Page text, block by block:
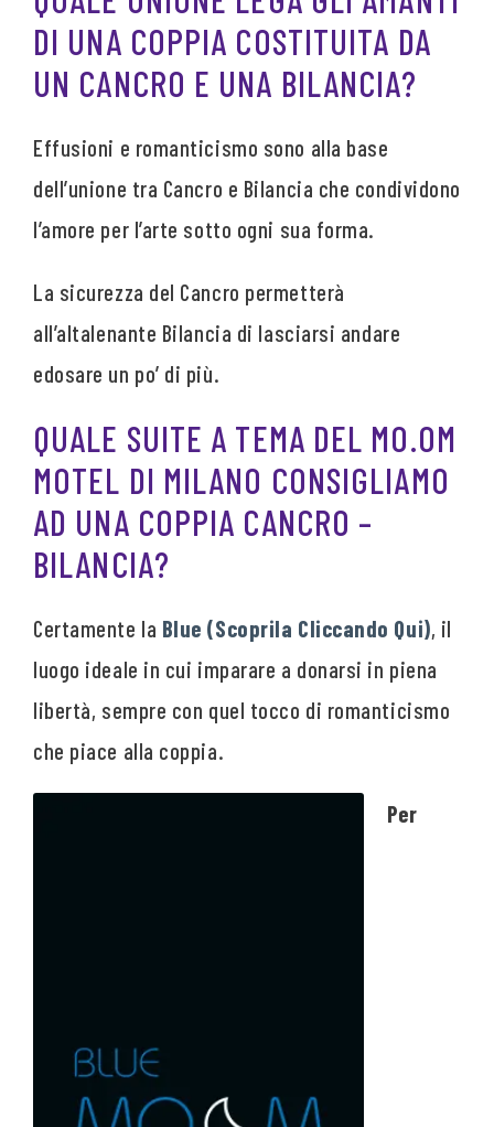
DI UNA COPPIA COSTITUITA DA
UN CANCRO E UNA BILANCIA?
Effusioni e romanticismo sono alla base
dell’unione tra Cancro e Bilancia che condividono
l’amore per l’arte sotto ogni sua forma.
La sicurezza del Cancro permetterà
all’altalenante Bilancia di lasciarsi andare
edosare un po’ di più.
QUALE SUITE A TEMA DEL MO.OM
MOTEL DI MILANO CONSIGLIAMO
AD UNA COPPIA CANCRO –
BILANCIA?
Certamente la Blue (Scoprila Cliccando Qui), il
luogo ideale in cui imparare a donarsi in piena
libertà, sempre con quel tocco di romanticismo
che piace alla coppia.
Per